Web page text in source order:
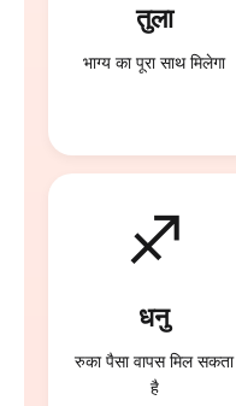
तुला
भाग्य का पूरा साथ मिलेगा
♐
धनु
रुका पैसा वापस मिल सकता
है